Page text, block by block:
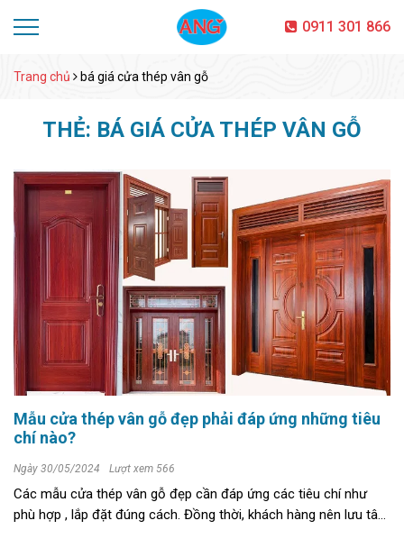
0911 301 866
Trang chủ bá giá cửa thép vân gỗ
THẺ: BÁ GIÁ CỬA THÉP VÂN GỖ
Mẫu cửa thép vân gỗ đẹp phải đáp ứng những tiêu
chí nào?
Ngày 30/05/2024 Lượt xem 566
Các mẫu cửa thép vân gỗ đẹp cần đáp ứng các tiêu chí như
phù hợp , lắp đặt đúng cách. Đồng thời, khách hàng nên lưu tâm